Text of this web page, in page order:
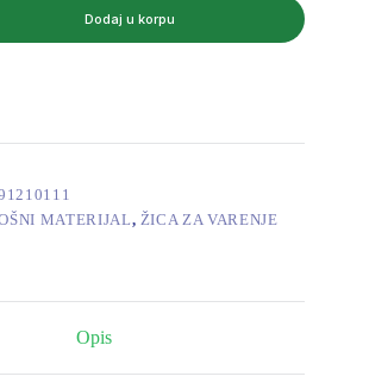
Dodaj u korpu
MATERIJAL, ŽICA ZA VARENJE
Opis